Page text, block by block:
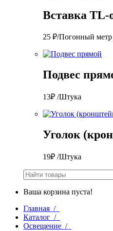
Вставка TL-
25 ₽/Погонный метр
Подвес
13₽ /Штука
Уголок
19₽ /Штука
Ваша корзина пуста!
Главная /
Каталог /
Освещение /